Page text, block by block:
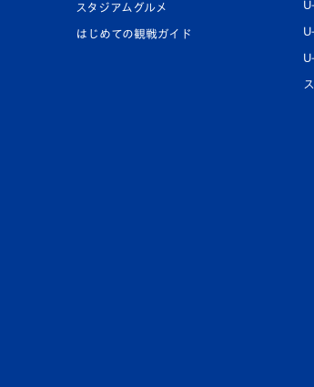
スタジアムグルメ
はじめての観戦ガイド